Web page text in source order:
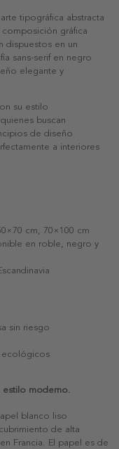
tipográfica abstracta
gráfica
dispuestos en un
sans-serif en negro
elegante y
su estilo
buscan
de diseño
a interiores
cm, 70×100 cm
en roble, negro y
sin riesgo
ecológicos
estilo moderno.
blanco liso
de alta
Francia. El papel es de